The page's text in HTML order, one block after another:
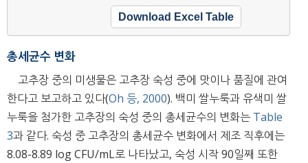
Download Excel Table
총세균수 변화
고추장 중의 미생물은 고추장 숙성 중에 맛이나 품질에 관여
한다고 보고하고 있다(Oh 등, 2000). 백미 쌀누룩과 유색미 쌀
누룩을 첨가한 고추장의 숙성 중의 총세균수의 변화는 Table
3과 같다. 숙성 중 고추장의 총세균수 변화에서 제조 직후에는
8.08-8.89 log CFU/mL로 나타났고, 숙성 시작 90일째 또한